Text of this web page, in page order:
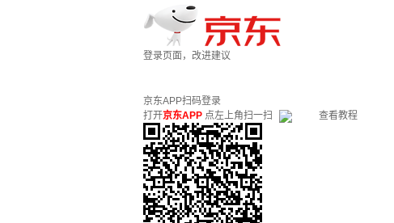
登录页面，改进建议
京东APP扫码登录
打开京东APP 点左上角扫一扫 查看教程